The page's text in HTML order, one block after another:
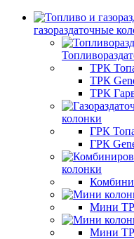
газораздаточные
ТРК
ТРК
ТРК
колонки
ГРК
ГРК
колонки
Мини
Мини